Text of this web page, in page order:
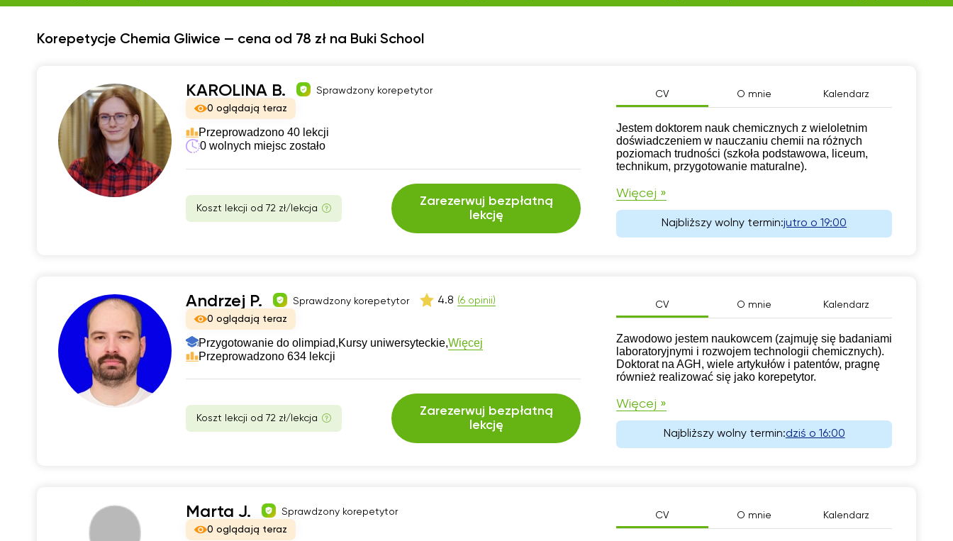
Korepetycje Chemia Gliwice — cena od 78 zł na Buki School
KAROLINA B.
Sprawdzony korepetytor
0 oglądają teraz
Przeprowadzono 40 lekcji
0 wolnych miejsc zostało
Koszt lekcji od 72 zł/lekcja
Zarezerwuj bezpłatną
lekcję
CV O mnie Kalendarz
CV
Jestem doktorem nauk chemicznych z wieloletnim
doświadczeniem w nauczaniu chemii na różnych
poziomach trudności (szkoła podstawowa, liceum,
technikum, przygotowanie maturalne).
Więcej »
Najbliższy wolny termin:jutro o 19:00
Andrzej P. Sprawdzony korepetytor 4.8 (6 opinii)
0 oglądają teraz
Przygotowanie do olimpiad,Kursy uniwersyteckie,Więcej
Przeprowadzono 634 lekcji
Koszt lekcji od 72 zł/lekcja
Zarezerwuj bezpłatną
lekcję
CV O mnie Kalendarz
CV
Zawodowo jestem naukowcem (zajmuję się badaniami
laboratoryjnymi i rozwojem technologii chemicznych).
Doktorat na AGH, wiele artykułów i patentów, pragnę
również realizować się jako korepetytor.
Więcej »
Najbliższy wolny termin:dziś o 16:00
Marta J.
Sprawdzony korepetytor
0 oglądają teraz
CV O mnie Kalendarz